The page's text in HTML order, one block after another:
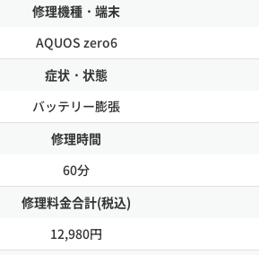
修理機種・端末
AQUOS zero6
症状・状態
バッテリー膨張
修理時間
60分
修理料金合計(税込)
12,980円